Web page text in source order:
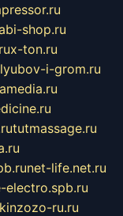
shop.ru
x-ton.ru
i-grom.ru
tutmassage.ru
net-life.net.ru
electro.spb.ru
kinzozo-ru.ru